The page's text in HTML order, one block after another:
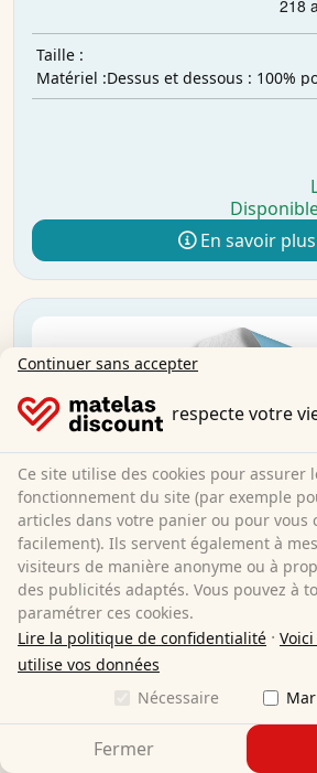
Taille :
Matériel :
En savoir plus
Lot de 10 surmatelas
Continuer sans accepter
respecte votre
Ce site utilise des cookies pour assurer
fonctionnement du site (par exemple
articles dans votre panier ou pour vous
facilement). Ils servent également à
visiteurs de manière anonyme ou à
des publicités adaptés. Vous pouvez à
paramétrer ces cookies.
Lire la politique de confidentialité ·
utilise vos données
Nécessaire
Fermer